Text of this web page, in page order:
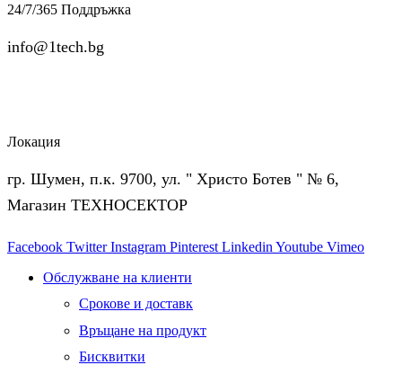
24/7/365 Поддръжка
info@1tech.bg
Локация
гр. Шумен, п.к. 9700, ул. " Христо Ботев " № 6,
Магазин ТЕХНОСЕКТОР
Facebook Twitter Instagram Pinterest Linkedin Youtube Vimeo
Обслужване на клиенти
Срокове и доставк
Връщане на продукт
Бисквитки